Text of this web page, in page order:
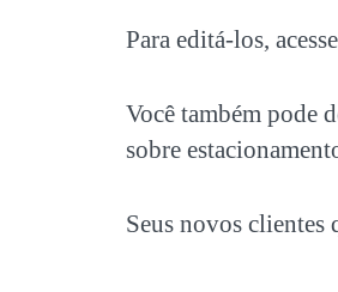
Para editá-los,
Você também pode
sobre
Seus novos clientes